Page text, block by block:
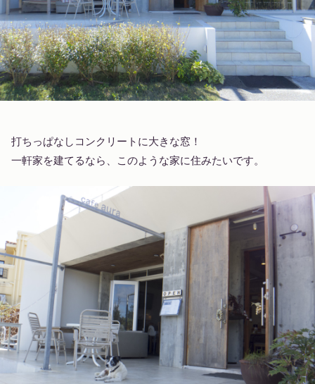
打ちっぱなしコンクリートに大きな窓！
一軒家を建てるなら、このような家に住みたいです。